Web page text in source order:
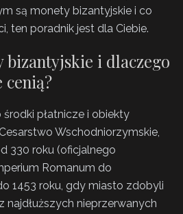
są monety bizantyjskie i co
ten poradnik jest dla Ciebie.
bizantyjskie i dlaczego
cenią?
płatnicze i obiekty
Wschodniorzymskie,
330 roku (oficjalnego
Romanum do
1453 roku, gdy miasto zdobyli
najdłuższych nieprzerwanych